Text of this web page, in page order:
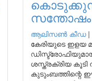
സന്തോഷം
ആലിസണ്‍ കീഡ |
കേരിയുടെ ഇളയ
ശസ്ത്രക്രിയ
കുടുംബത്തിന്റെ